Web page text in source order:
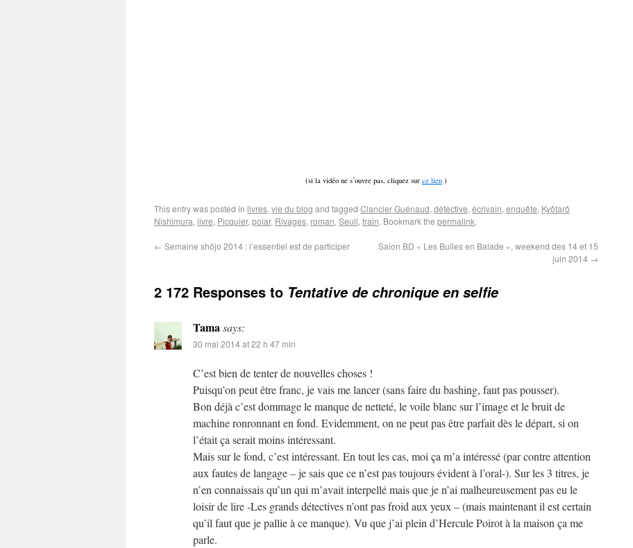
(si la vidéo ne s’ouvre pas, cliquez sur ce lien )
This entry was posted in livres, vie du blog and tagged Clancier Guénaud, détective, écrivain, enquête, Kyôtarô
Nishimura, livre, Picquier, polar, Rivages, roman, Seuil, train. Bookmark the permalink.
← Semaine shôjo 2014 : l’essentiel est de participer
Salon BD « Les Bulles en Balade », weekend des 14 et 15
juin 2014 →
2 172 Responses to Tentative de chronique en selfie
Tamasays:
30 mai 2014 at 22 h 47 min
C’est bien de tenter de nouvelles choses !
Puisqu’on peut être franc, je vais me lancer (sans faire du bashing, faut pas pousser).
Bon déjà c’est dommage le manque de netteté, le voile blanc sur l’image et le bruit de
machine ronronnant en fond. Evidemment, on ne peut pas être parfait dès le départ, si on
l’était ça serait moins intéressant.
Mais sur le fond, c’est intéressant. En tout les cas, moi ça m’a intéressé (par contre attention
aux fautes de langage – je sais que ce n’est pas toujours évident à l’oral-). Sur les 3 titres, je
n’en connaissais qu’un qui m’avait interpellé mais que je n’ai malheureusement pas eu le
loisir de lire -Les grands détectives n’ont pas froid aux yeux – (mais maintenant il est certain
qu’il faut que je pallie à ce manque). Vu que j’ai plein d’Hercule Poirot à la maison ça me
parle.